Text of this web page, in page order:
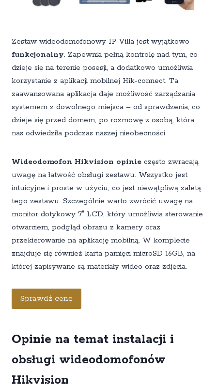
Zestaw wideodomofonowy IP Villa jest wyjątkowo
funkcjonalny. Zapewnia pełną kontrolę nad tym, co
dzieje się na terenie posesji, a dodatkowo umożliwia
korzystanie z aplikacji mobilnej Hik-connect. Ta
zaawansowana aplikacja daje możliwość zarządzania
systemem z dowolnego miejsca – od sprawdzenia, co
dzieje się przed domem, po rozmowę z osobą, która
nas odwiedziła podczas naszej nieobecności.
Wideodomofon Hikvision opinie często zwracają
uwagę na łatwość obsługi zestawu. Wszystko jest
intuicyjne i proste w użyciu, co jest niewątpliwą zaletą
tego zestawu. Szczególnie warto zwrócić uwagę na
monitor dotykowy 7″ LCD, który umożliwia sterowanie
otwarciem, podgląd obrazu z kamery oraz
przekierowanie na aplikację mobilną. W komplecie
znajduje się również karta pamięci microSD 16GB, na
której zapisywane są materiały wideo oraz zdjęcia.
Sprawdź cenę
Opinie na temat instalacji i
obsługi wideodomofonów
Hikvision